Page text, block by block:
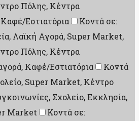
Πόλης, Κέντρα
Εστιατόρια
Κοντά σε:
Λαϊκή Αγορά, Super Market,
Πόλης, Κέντρα
Καφέ/Εστιατόρια
Κοντά
Super Market, Κέντρο
Σχολείο, Εκκλησία,
Market
Κοντά σε: